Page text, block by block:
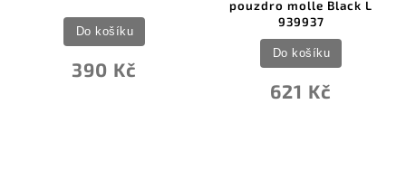
390 Kč
Do košíku
pouzdro molle Black L
939937
621 Kč
Do košíku